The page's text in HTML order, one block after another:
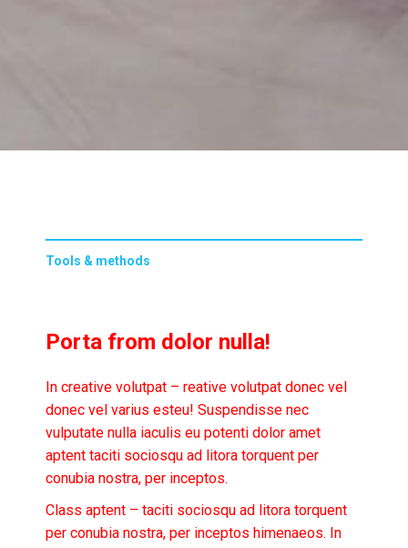
Tools & methods
Porta from dolor nulla!
In creative volutpat – reative volutpat donec vel
donec vel varius esteu! Suspendisse nec
vulputate nulla iaculis eu potenti dolor amet
aptent taciti sociosqu ad litora torquent per
conubia nostra, per inceptos.
Class aptent – taciti sociosqu ad litora torquent
per conubia nostra, per inceptos himenaeos. In